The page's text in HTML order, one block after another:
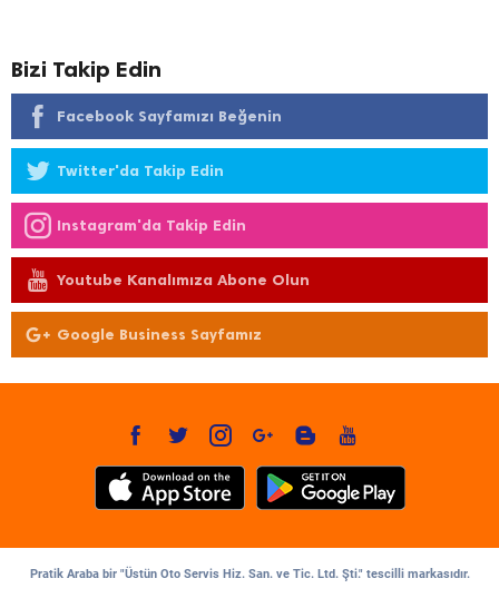
Bizi Takip Edin
Facebook Sayfamızı Beğenin
Twitter'da Takip Edin
Instagram'da Takip Edin
Youtube Kanalımıza Abone Olun
Google Business Sayfamız
Pratik Araba bir "Üstün Oto Servis Hiz. San. ve Tic. Ltd. Şti." tescilli markasıdır.